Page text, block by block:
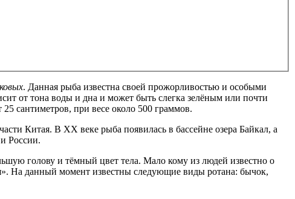
. Данная рыба известна своей прожорливостью и особыми
от тона воды и дна и может быть слегка зелёным или почти
сантиметров, при весе около 500 граммов.
Китая. В XX веке рыба появилась в бассейне озера Байкал, а
России.
голову и тёмный цвет тела. Мало кому из людей известно о
На данный момент известны следующие виды ротана: бычок,